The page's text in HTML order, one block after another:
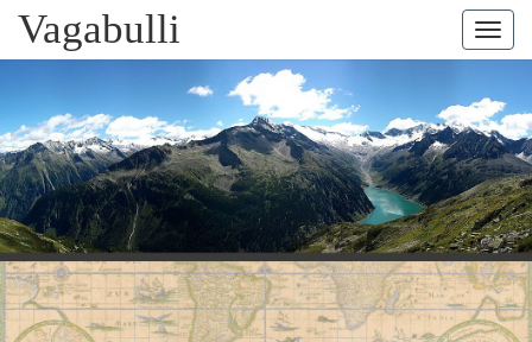
SkipVagabulli
Mit Dem
Bulli Um
Die Welt:
Ein Jahr
Auf
Weltreise